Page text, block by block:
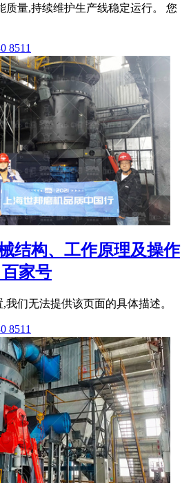
质量,持续维护生产线稳定运行。 您
8511
结构、工作原理及操作
家号
我们无法提供该页面的具体描述。
8511